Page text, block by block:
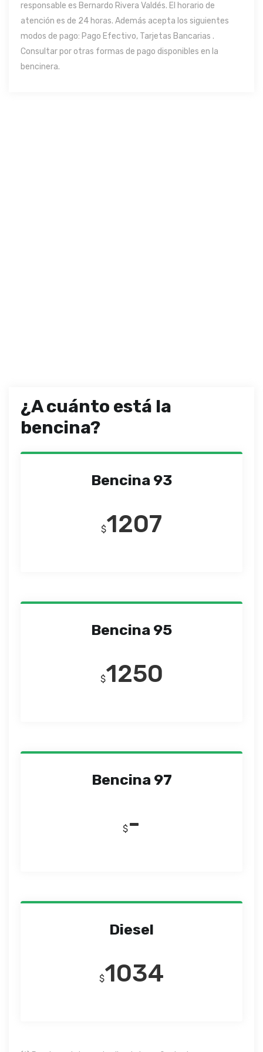
responsable es Bernardo Rivera Valdés. El horario de
atención es de 24 horas. Además acepta los siguientes
modos de pago: Pago Efectivo, Tarjetas Bancarias .
Consultar por otras formas de pago disponibles en la
bencinera.
¿A cuánto está la
bencina?
Bencina 93
$1207
Bencina 95
$1250
Bencina 97
$-
Diesel
$1034